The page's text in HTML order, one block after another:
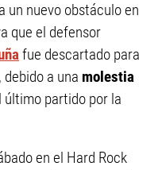
un nuevo obstáculo en
que el defensor
fue descartado para
a una molestia
último partido por la
en el Hard Rock